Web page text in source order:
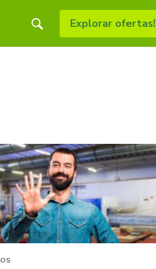
Explorar ofertas!